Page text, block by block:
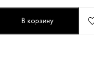
В корзину